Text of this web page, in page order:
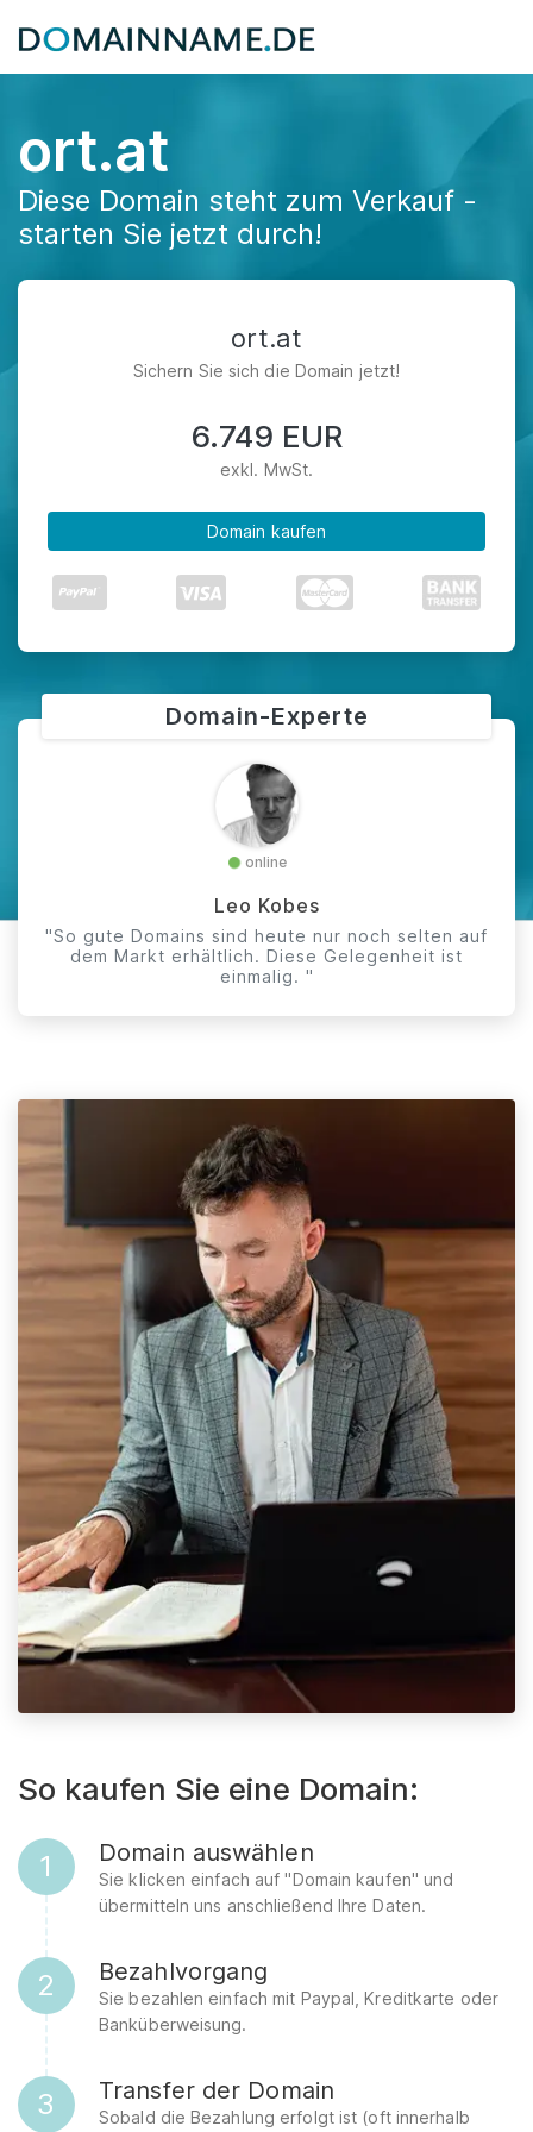
ort.at
Diese Domain steht zum Verkauf -
starten Sie jetzt durch!
ort.at
Sichern Sie sich die Domain jetzt!
6.749 EUR
exkl. MwSt.
Domain kaufen
Domain-Experte
online
Leo Kobes
"So gute Domains sind heute nur noch selten auf
dem Markt erhältlich. Diese Gelegenheit ist
einmalig. "
So kaufen Sie eine Domain:
1 Domain auswählen
Sie klicken einfach auf "Domain kaufen" und
übermitteln uns anschließend Ihre Daten.
2 Bezahlvorgang
Sie bezahlen einfach mit Paypal, Kreditkarte oder
Banküberweisung.
3 Transfer der Domain
Sobald die Bezahlung erfolgt ist (oft innerhalb